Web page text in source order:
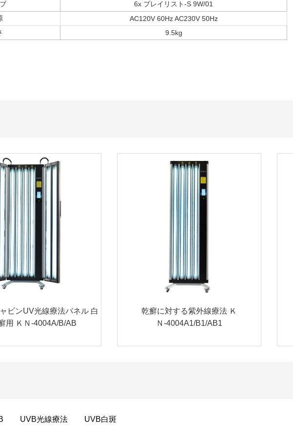
6x プレイリスト-S 9W/01
AC120V 60Hz AC230V 50Hz
9.5kg
ビンUV光線療法パネル 白
用 ＫＮ-4004A/B/AB
乾癬に対する紫外線療法 Ｋ
Ｎ-4004A1/B1/AB1
UVB光線療法 UVB白斑